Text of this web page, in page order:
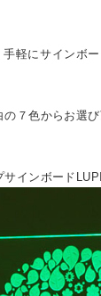
軽にサインボ
７色からお選び
インボード